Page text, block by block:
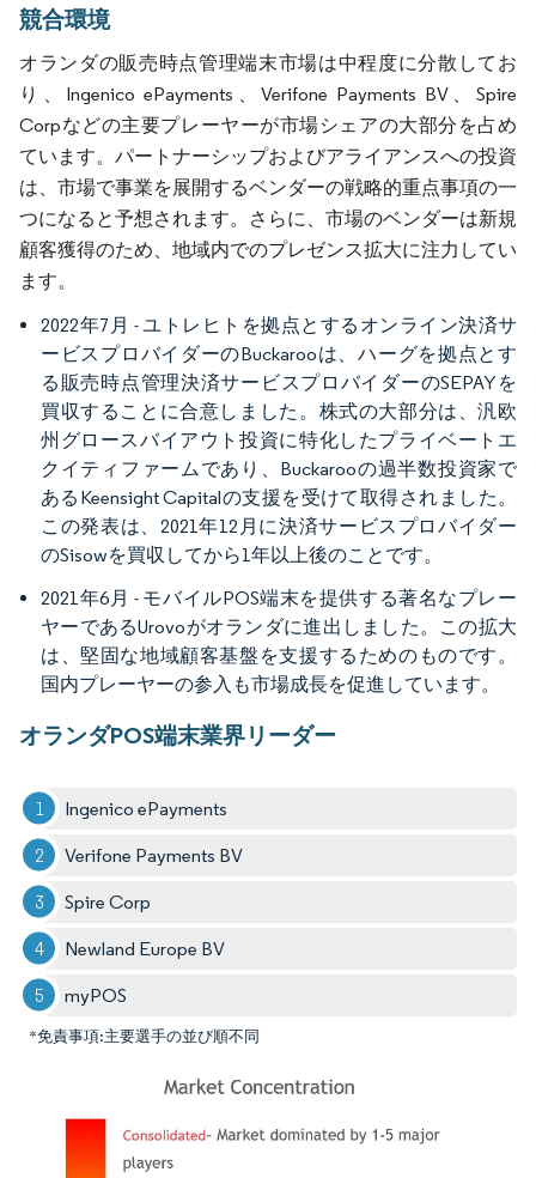
競合環境
オランダの販売時点管理端末市場は中程度に分散してお
り、Ingenico ePayments、Verifone Payments BV、Spire
Corpなどの主要プレーヤーが市場シェアの大部分を占め
ています。パートナーシップおよびアライアンスへの投資
は、市場で事業を展開するベンダーの戦略的重点事項の一
つになると予想されます。さらに、市場のベンダーは新規
顧客獲得のため、地域内でのプレゼンス拡大に注力してい
ます。
2022年7月 - ユトレヒトを拠点とするオンライン決済サ
ービスプロバイダーのBuckarooは、ハーグを拠点とす
る販売時点管理決済サービスプロバイダーのSEPAYを
買収することに合意しました。株式の大部分は、汎欧
州グロースバイアウト投資に特化したプライベートエ
クイティファームであり、Buckarooの過半数投資家で
あるKeensight Capitalの支援を受けて取得されました。
この発表は、2021年12月に決済サービスプロバイダー
のSisowを買収してから1年以上後のことです。
2021年6月 - モバイルPOS端末を提供する著名なプレー
ヤーであるUrovoがオランダに進出しました。この拡大
は、堅固な地域顧客基盤を支援するためのものです。
国内プレーヤーの参入も市場成長を促進しています。
オランダPOS端末業界リーダー
Ingenico ePayments
Verifone Payments BV
Spire Corp
Newland Europe BV
myPOS
*免責事項:主要選手の並び順不同